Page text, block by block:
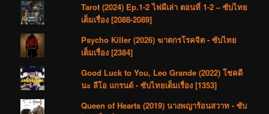
Tarot (2024) Ep.1-2 ไพ่ผีเล่า ตอนที่ 1-2 – ซับไทย
เต็มเรื่อง [2088-2089]
Psycho Killer (2026) ฆาตกรโรคจิต - ซับไทย
เต็มเรื่อง [2384]
Good Luck to You, Leo Grande (2022) โชคดี
นะ ลีโอ แกรนด์ - ซับไทยเต็มเรื่อง [1353]
Queen of Hearts (2019) นางพญาร้อนสวาท - ซับ